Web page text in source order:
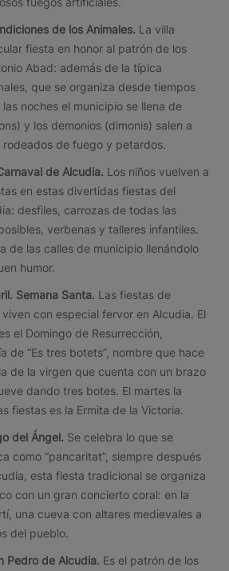
de los Animales. La villa
fiesta en honor al patrón de los
Abad: además de la típica
que se organiza desde tiempos
noches el municipio se llena de
y los demonios (dimonis) salen a
rodeados de fuego y petardos.
de Alcudia. Los niños vuelven a
en estas divertidas fiestas del
desfiles, carrozas de todas las
verbenas y talleres infantiles.
de las calles de municipio llenándolo
humor.
Semana Santa. Las fiestas de
con especial fervor en Alcudia. El
el Domingo de Resurrección,
de “Es tres botets”, nombre que hace
de la virgen que cuenta con un brazo
dando tres botes. El martes la
fiestas es la Ermita de la Victoria.
del Ángel. Se celebra lo que se
como “pancaritat”, siempre después
esta fiesta tradicional se organiza
con un gran concierto coral: en la
una cueva con altares medievales a
del pueblo.
Pedro de Alcudia. Es el patrón de los